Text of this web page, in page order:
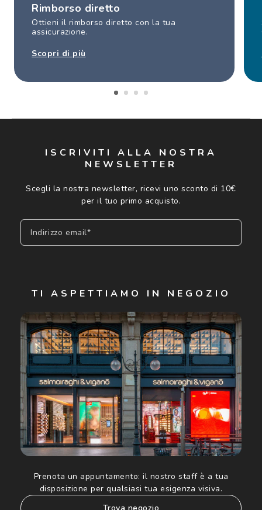
Rimborso diretto
Ottieni il rimborso diretto con la tua
assicurazione.
Scopri di più
ISCRIVITI ALLA NOSTRA
NEWSLETTER
Scegli la nostra newsletter, ricevi uno sconto di 10€
per il tuo primo acquisto.
Indirizzo email*
Cliccando su "Iscriviti", confermo di avere più di 16 anni e
acconsento all'utilizzo dei miei Dati Personali da parte di
Luxottica Group S.p.A. per l'invio di offerte speciali, novità
ed altre comunicazioni di carattere pubblicitario (consultare
Informativa sulla privacyper ulteriori informazioni).
TI ASPETTIAMO IN NEGOZIO
Prenota un appuntamento: il nostro staff è a tua
disposizione per qualsiasi tua esigenza visiva.